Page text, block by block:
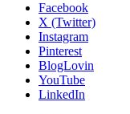
Facebook
X (Twitter)
Instagram
Pinterest
BlogLovin
YouTube
LinkedIn